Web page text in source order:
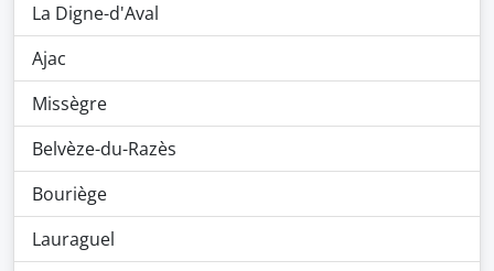
La Digne-d'Aval
Ajac
Missègre
Belvèze-du-Razès
Bouriège
Lauraguel